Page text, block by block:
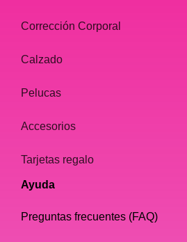
Corrección Corporal
Calzado
Pelucas
Accesorios
Tarjetas regalo
Ayuda
Preguntas frecuentes (FAQ)